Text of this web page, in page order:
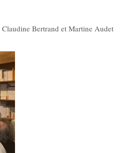
Bertrand et Martine Audet